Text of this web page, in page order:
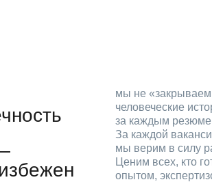
мы не
человеческие
за каждым
За каждой
мы верим в силу
Ценим всех, кто
опытом,